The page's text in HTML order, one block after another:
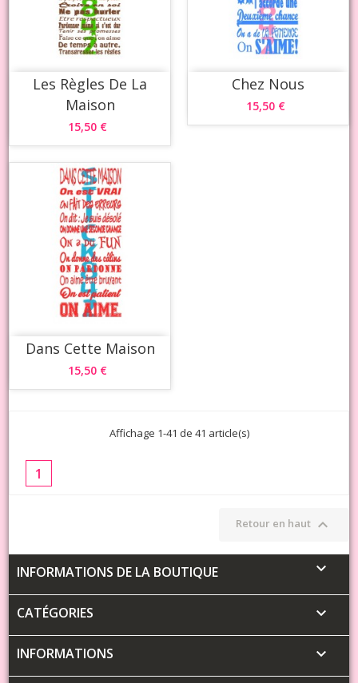
Les Règles De La
Maison
15,50 €
Chez Nous
15,50 €
Dans Cette Maison
15,50 €
Affichage 1-41 de 41 article(s)
1
Retour en haut 
INFORMATIONS DE LA BOUTIQUE 
CATÉGORIES 
INFORMATIONS 